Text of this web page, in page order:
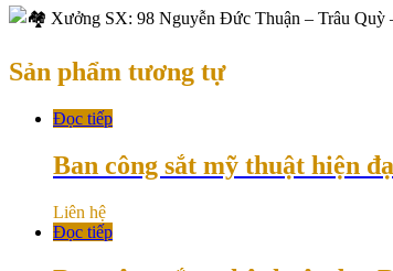
Xưởng SX: 98 Nguyễn Đức Thuận – Trâu Quỳ
Sản phẩm tương tự
Đọc tiếp
Ban công sắt mỹ thuật hiện
Liên hệ
Đọc tiếp